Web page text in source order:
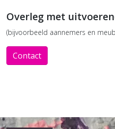
Overleg met
(bijvoorbeeld aannemers en
Contact